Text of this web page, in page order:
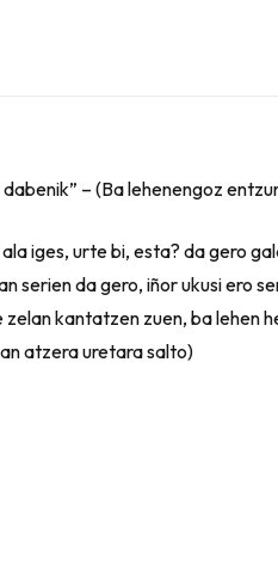
– (Ba lehenengoz
iges, urte bi, esta? da gero
serien da gero, iñor ukusi ero
kantatzen zuen, ba
atzera uretara salto)